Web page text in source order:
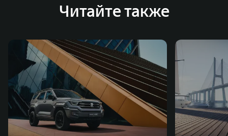
Читайте также